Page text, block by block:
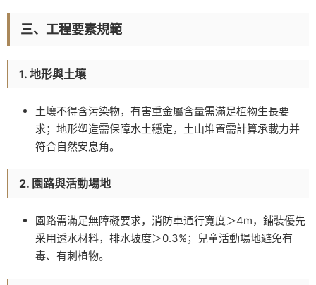
三、工程要素規範
1. 地形與土壤
土壤不得含污染物，有害重金屬含量需滿足植物生長要
求；地形塑造需保障水土穩定，土山堆置需計算承載力并
符合自然安息角。
2. 園路與活動場地
園路需滿足無障礙要求，消防車通行寬度＞4m，鋪裝優先
采用透水材料，排水坡度＞0.3%；兒童活動場地避免有
毒、有刺植物。